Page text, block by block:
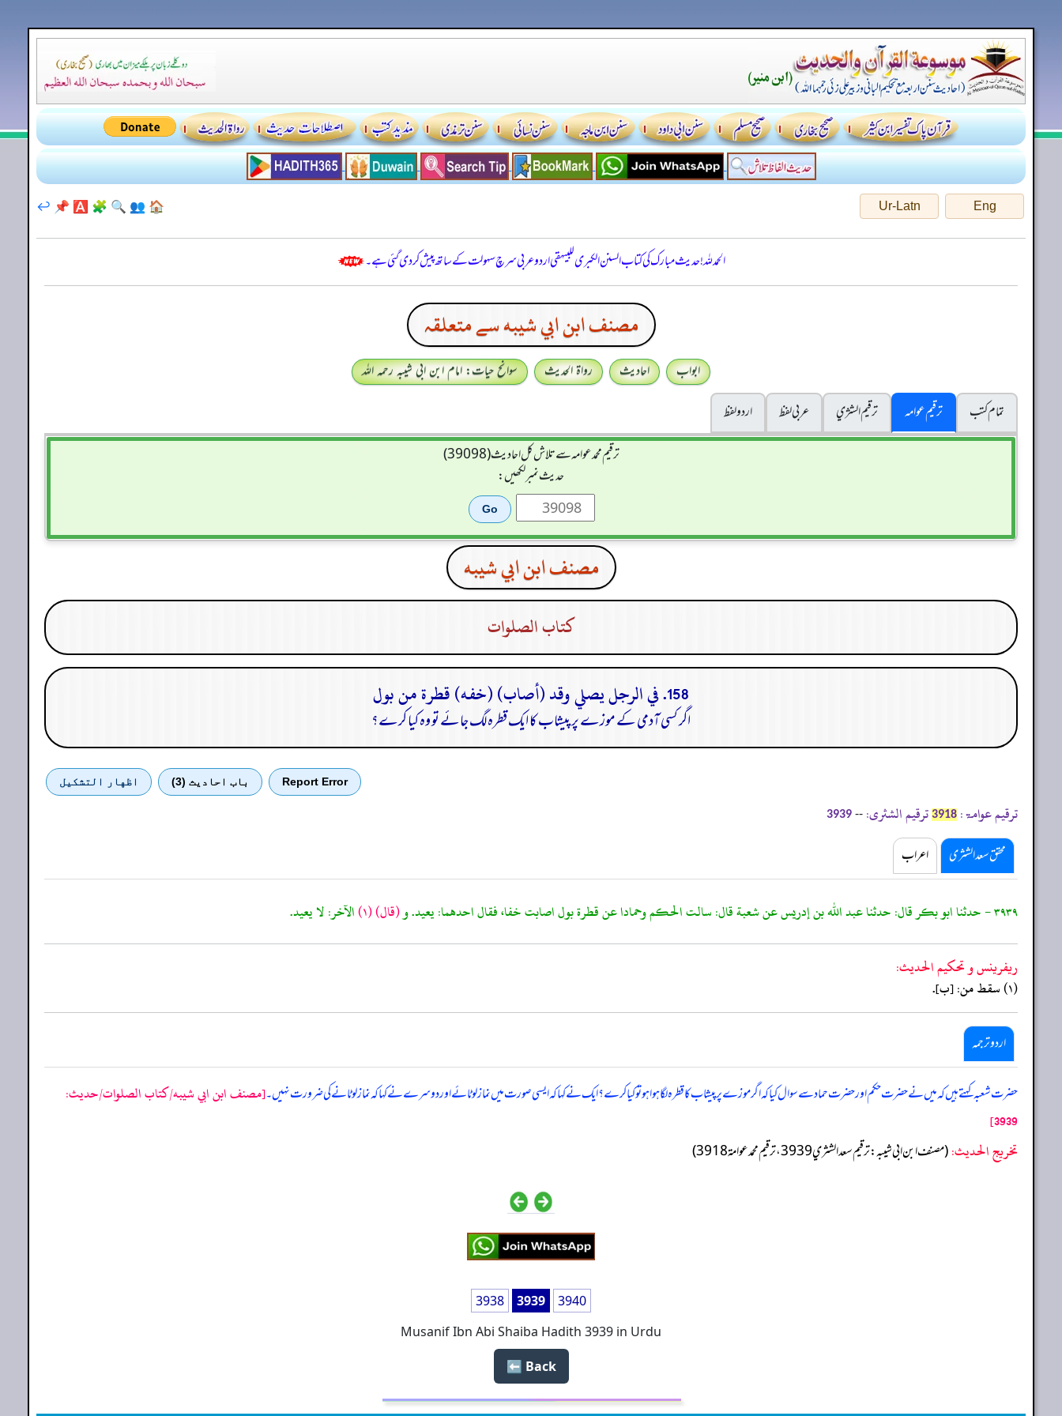
Eng
Ur-Latn
🏠
👥
🔍
🧩
🅰️
📌
↩️
الحمدللہ! حدیث مبارک کی کتاب السنن الكبرى للبيهقي اردو عربی سرچ سہولت کے ساتھ پیش کر دی گئی ہے۔
مصنف ابن ابي شيبه سے متعلقہ
ابواب احادیث رواۃ الحدیث
سوانح حیات: امام ابن ابی شیبہ رحمہ اللہ
تمام کتب
ترقیم عوامہ ترقيم الشژي عربی لفظ
اردو لفظ
ترقیم محمدعوامہ سے تلاش کل احادیث (39098)
حدیث نمبر لکھیں:
مصنف ابن ابي شيبه
كتاب الصلوات
158. في الرجل يصلي وقد (أصاب) (خفه) قطرة من بول
اگر کسی آدمی کے موزے پر پیشاب کا ایک قطرہ لگ جائے تو وہ کیا کرے؟
Report Error باب احادیث (3) اظهار التشكيل
ترقیم عوامۃ: 3918 ترقیم الشثری: --
3939
محقق سعد الشثری اعراب
٣٩٣٩ - حدثنا ابو بكر قال: حدثنا عبد الله بن إدريس عن شعبة قال: سالت الحكم وحمادا عن قطرة بول اصابت خفا، فقال احدهما: يعيد. و (قال)(١) الآخر: لا يعيد.
ريفرينس و تحكيم الحدیث:
(١) سقط من: [ب].
اردو ترجمہ
حضرت شعبہ کہتے ہیں کہ میں نے حضرت حکم اور حضرت حماد سے سوال کیا کہ اگر موزے پر پیشاب کا قطرہ لگا ہوا ہو تو کیا کرے؟ ایک نے کہا کہ ایسی صورت میں نماز لوٹائے اور دوسرے نے کہا کہ نماز لوٹانے کی ضرورت نہیں۔[مصنف ابن ابي شيبه/كتاب الصلوات/حدیث:
3939]
تخریج الحدیث:(مصنف ابن ابي شيبه: ترقيم سعد الشثري 3939، ترقيم محمد عوامة 3918)
3938 3939
3940
Musanif Ibn Abi Shaiba Hadith 3939 in Urdu
Back ⬅️